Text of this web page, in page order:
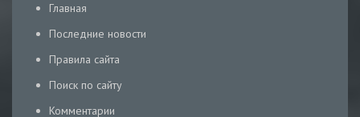
Главная
Последние новости
Правила сайта
Поиск по сайту
Комментарии